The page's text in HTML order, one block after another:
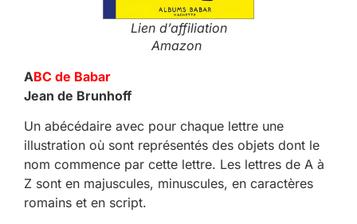
Lien d’affiliation
Amazon
ABC de Babar
Jean de Brunhoff
Un abécédaire avec pour chaque lettre une
illustration où sont représentés des objets dont le
nom commence par cette lettre. Les lettres de A à
Z sont en majuscules, minuscules, en caractères
romains et en script.